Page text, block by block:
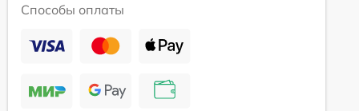
Способы оплаты